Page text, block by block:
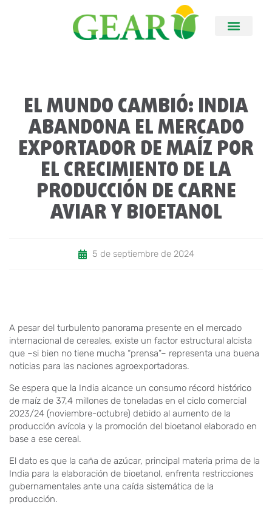
EL MUNDO CAMBIÓ: INDIA
ABANDONA EL MERCADO
EXPORTADOR DE MAÍZ POR
EL CRECIMIENTO DE LA
PRODUCCIÓN DE CARNE
AVIAR Y BIOETANOL
5 de septiembre de 2024
A pesar del turbulento panorama presente en el mercado
internacional de cereales, existe un factor estructural alcista
que –si bien no tiene mucha “prensa”– representa una buena
noticias para las naciones agroexportadoras.
Se espera que la India alcance un consumo récord histórico
de maíz de 37,4 millones de toneladas en el ciclo comercial
2023/24 (noviembre-octubre) debido al aumento de la
producción avícola y la promoción del bioetanol elaborado en
base a ese cereal.
El dato es que la caña de azúcar, principal materia prima de la
India para la elaboración de bioetanol, enfrenta restricciones
gubernamentales ante una caída sistemática de la
producción.